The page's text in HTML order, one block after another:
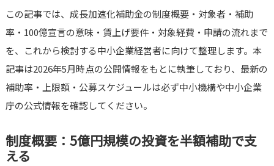
この記事では、成長加速化補助金の制度概要・対象者・補助
率・100億宣言の意味・賃上げ要件・対象経費・申請の流れまで
を、これから検討する中小企業経営者に向けて整理します。本
記事は2026年5月時点の公開情報をもとに執筆しており、最新の
補助率・上限額・公募スケジュールは必ず中小機構や中小企業
庁の公式情報を確認してください。
制度概要：5億円規模の投資を半額補助で支
える